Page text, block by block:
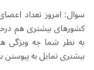
کشورهای بیشتری هم
به نظر شما چه ویژگی
بیشتری تمایل به پیوستن